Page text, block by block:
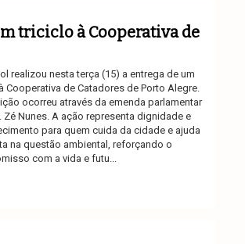
triciclo à Cooperativa de
realizou nesta terça (15) a entrega de um
Cooperativa de Catadores de Porto Alegre.
ocorreu através da emenda parlamentar
Zé Nunes. A ação representa dignidade e
para quem cuida da cidade e ajuda
na questão ambiental, reforçando o
com a vida e futu...